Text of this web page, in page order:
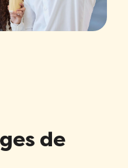
de
pour réserver